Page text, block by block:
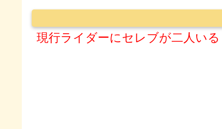
現行ライダーにセレブが二人い